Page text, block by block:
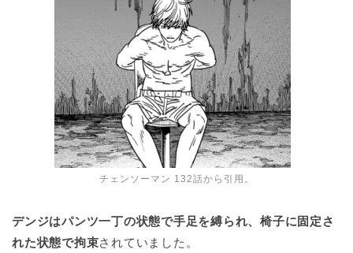
チェンソーマン 132話から引用。
デンジはパンツ一丁の状態で手足を縛られ、椅子に固定さ
れた状態で拘束されていました。